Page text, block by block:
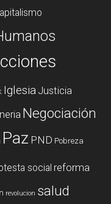
Iglesia Justicia
Negociación
Paz PND Pobreza
social reforma
revolucion salud